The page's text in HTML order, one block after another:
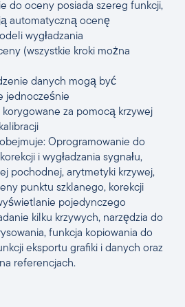
do oceny posiada szereg funkcji,
automatyczną ocenę
wygładzania
(wszystkie kroki można
danych mogą być
jednocześnie
za pomocą krzywej
Oprogramowanie do
i wygładzania sygnału,
pochodnej, arytmetyki krzywej,
punktu szklanego, korekcji
pojedynczego
kilku krzywych, narzędzia do
funkcja kopiowania do
eksportu grafiki i danych oraz
referencjach.